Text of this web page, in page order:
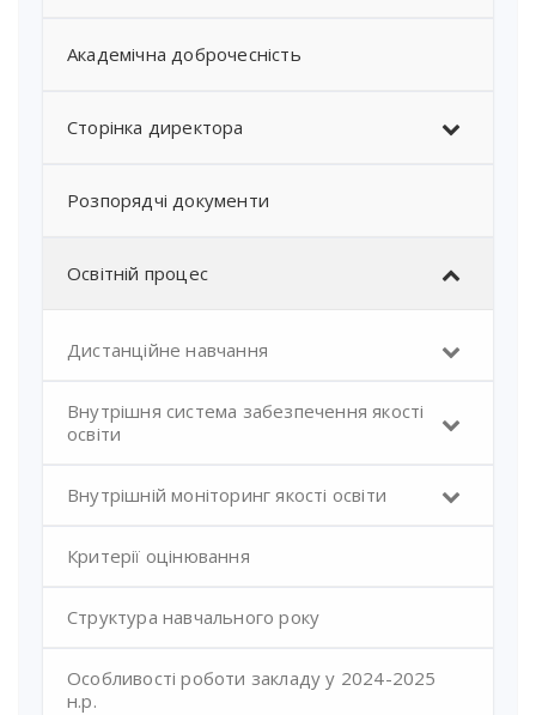
Академічна доброчесність
Сторінка директора
Розпорядчі документи
Освітній процес
Дистанційне навчання
Внутрішня система забезпечення якості
освіти
Внутрішній моніторинг якості освіти
Критерії оцінювання
Структура навчального року
Особливості роботи закладу у 2024-2025
н.р.